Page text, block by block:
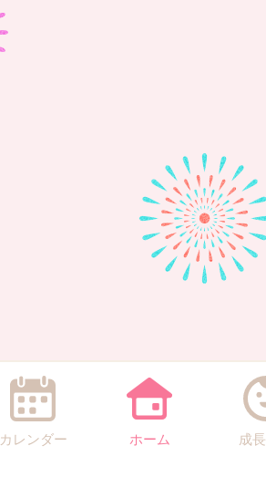
カレンダー ホーム 成